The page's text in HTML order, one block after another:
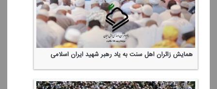
همایش زائران اهل سنت به یاد رهبر شهید ایران اسلامی